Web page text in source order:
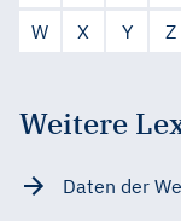
W
X Y Z
Weitere
Daten der